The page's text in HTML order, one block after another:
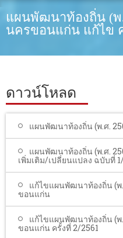
ข้อมู
ประ
โรงเ
บริกา
ติดต่
แผนพัฒนาท้องถิ่น (พ.
นครขอนแก่น แก้ไข
ดาวน์โหลด
แผนพัฒนาท้องถิ่น (พ.ศ.
แผนพัฒนาท้องถิ่น (พ.ศ.
เพิ่มเติม/เปลี่ยนแปลง ฉบับที่
แก้ไขแผนพัฒนาท้องถิ่น (พ
ขอนแก่น
แก้ไขแผนพัฒนาท้องถิ่น (พ
ขอนแก่น ครั้งที่ 2/2561